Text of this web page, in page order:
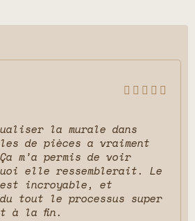
    
la murale dans
de pièces a vraiment
m’a permis de voir
elle ressemblerait. Le
incroyable, et
tout le processus super
à la fin.